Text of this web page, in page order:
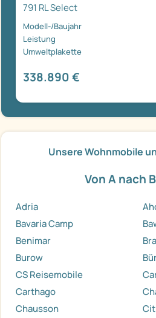
791 RL Select
Modell-/Baujahr
Leistung
Umweltplakette
338.890 €
Unsere Wohnmobile
Von A nach
Adria
Bavaria Camp
Benimar
Burow
CS Reisemobile
Carthago
Chausson